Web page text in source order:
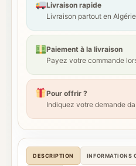
Livraison rapide
Livraison partout en
Paiement à la livraison
Payez votre commande
Pour offrir ?
Indiquez votre demande
DESCRIPTION INFORMATIONS